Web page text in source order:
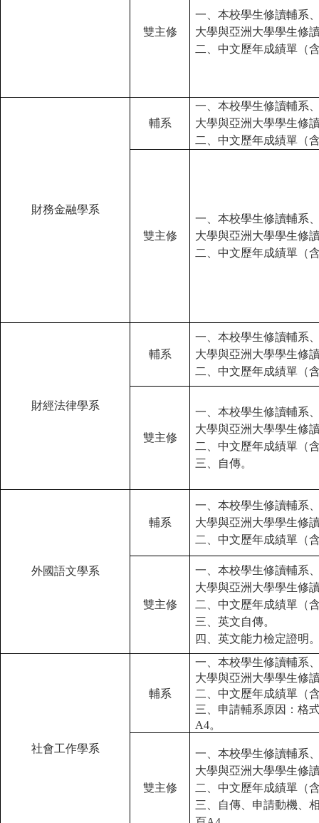
雙主修
一、本校學生修讀輔系
大學與亞洲大學學生修
二、中文歷年成績單（
財務金融學系
輔系
一、本校學生修讀輔系
大學與亞洲大學學生修
二、中文歷年成績單（
雙主修
一、本校學生修讀輔系
大學與亞洲大學學生修
二、中文歷年成績單（
財經法律學系
輔系
一、本校學生修讀輔系
大學與亞洲大學學生修
二、中文歷年成績單（
雙主修
一、本校學生修讀輔系
大學與亞洲大學學生修
二、中文歷年成績單（
三、自傳。
外國語文學系
輔系
一、本校學生修讀輔系
大學與亞洲大學學生修
二、中文歷年成績單（
雙主修
一、本校學生修讀輔系
大學與亞洲大學學生修
二、中文歷年成績單（
三、英文自傳。
四、英文能力檢定證明
社會工作學系
輔系
一、本校學生修讀輔系
大學與亞洲大學學生修
二、中文歷年成績單（
三、申請輔系原因：格
A4。
雙主修
一、本校學生修讀輔系
大學與亞洲大學學生修
二、中文歷年成績單（
三、自傳、申請動機、